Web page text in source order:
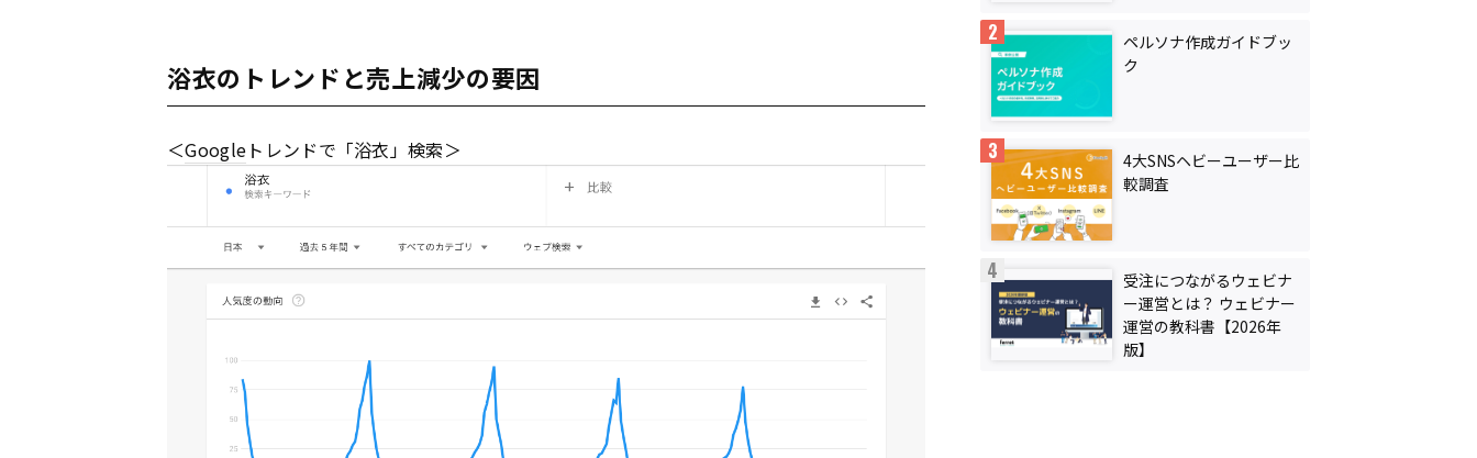
浴衣のトレンドと売上減少の要因
＜Google トレンドで「浴衣」検索＞
ペルソナ作成ガイドブッ
ク
4大SNSヘビーユーザー比
較調査
受注につながるウェビナ
ー運営とは？ ウェビナー
運営の教科書【2026年
版】